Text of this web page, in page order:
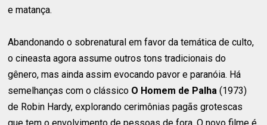
e matança.
Abandonando o sobrenatural em favor da temática de culto,
o cineasta agora assume outros tons tradicionais do
gênero, mas ainda assim evocando pavor e paranóia. Há
semelhanças com o clássico O Homem de Palha (1973)
de Robin Hardy, explorando cerimônias pagãs grotescas